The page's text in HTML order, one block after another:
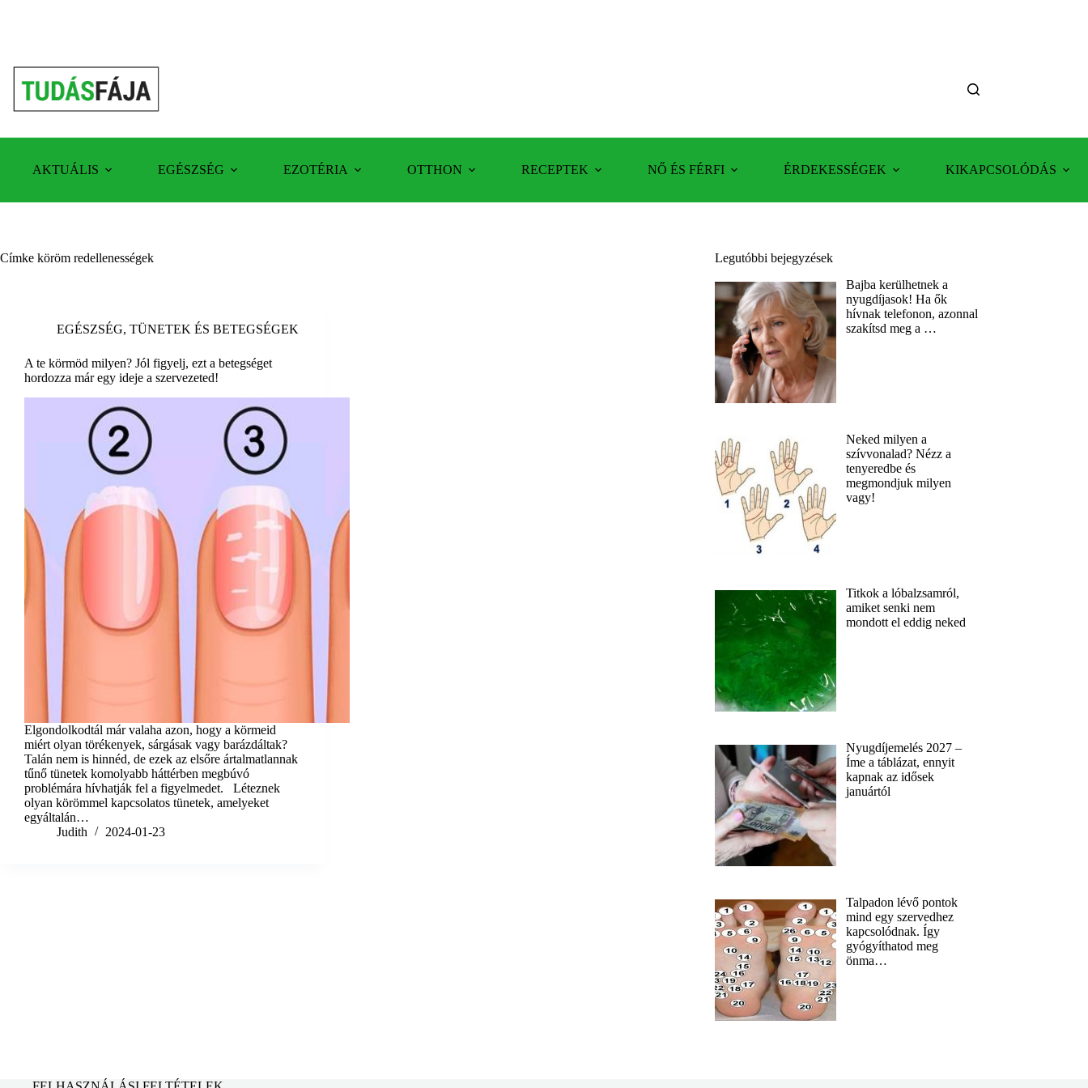
AKTUÁLIS EGÉSZSÉG EZOTÉRIA OTTHON RECEPTEK NŐ ÉS FÉRFI ÉRDEKESSÉGEK KIKAPCSOLÓDÁS
Címke köröm redellenességek
EGÉSZSÉG, TÜNETEK ÉS BETEGSÉGEK
A te körmöd milyen? Jól figyelj, ezt a betegséget
hordozza már egy ideje a szervezeted!
Elgondolkodtál már valaha azon, hogy a körmeid
miért olyan törékenyek, sárgásak vagy barázdáltak?
Talán nem is hinnéd, de ezek az elsőre ártalmatlannak
tűnő tünetek komolyabb háttérben megbúvó
problémára hívhatják fel a figyelmedet. Léteznek
olyan körömmel kapcsolatos tünetek, amelyeket
egyáltalán…
Judith
2024-01-23
Legutóbbi bejegyzések
Bajba kerülhetnek a
nyugdíjasok! Ha ők
hívnak telefonon, azonnal
szakítsd meg a …
Neked milyen a
szívvonalad? Nézz a
tenyeredbe és
megmondjuk milyen
vagy!
Titkok a lóbalzsamról,
amiket senki nem
mondott el eddig neked
Nyugdíjemelés 2027 –
Íme a táblázat, ennyit
kapnak az idősek
januártól
Talpadon lévő pontok
mind egy szervedhez
kapcsolódnak. Így
gyógyíthatod meg
önma…